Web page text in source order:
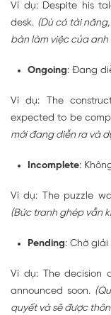
Ví dụ: Despite his
desk. (Dù có tài
bàn làm việc của anh
Ongoing: Đang
Ví dụ: The
expected to be
mới đang diễn ra và
Incomplete:
Ví dụ: The puzzle
(Bức tranh ghép vẫn
Pending: Chờ
Ví dụ: The decision
announced soon.
quyết và sẽ được